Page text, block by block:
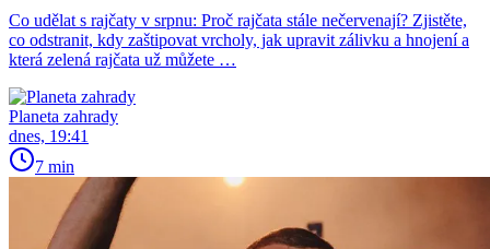
Co udělat s rajčaty v srpnu: Proč rajčata stále nečervenají? Zjistěte,
co odstranit, kdy zaštipovat vrcholy, jak upravit zálivku a hnojení a
která zelená rajčata už můžete …
Planeta zahrady
dnes, 19:41
7 min